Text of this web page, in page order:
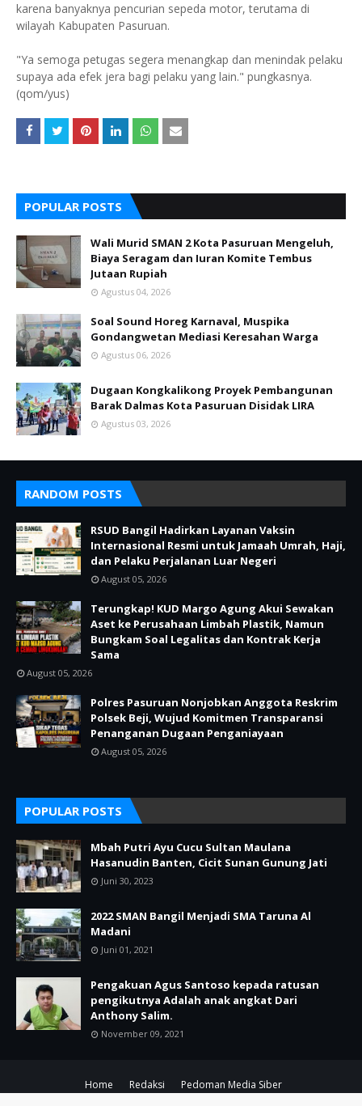
karena banyaknya pencurian sepeda motor, terutama di
wilayah Kabupaten Pasuruan.
"Ya semoga petugas segera menangkap dan menindak pelaku
supaya ada efek jera bagi pelaku yang lain." pungkasnya.
(qom/yus)
POPULAR POSTS
Wali Murid SMAN 2 Kota Pasuruan Mengeluh,
Biaya Seragam dan Iuran Komite Tembus
Jutaan Rupiah
Agustus 04, 2026
Soal Sound Horeg Karnaval, Muspika
Gondangwetan Mediasi Keresahan Warga
Agustus 06, 2026
Dugaan Kongkalikong Proyek Pembangunan
Barak Dalmas Kota Pasuruan Disidak LIRA
Agustus 03, 2026
RANDOM POSTS
RSUD Bangil Hadirkan Layanan Vaksin
Internasional Resmi untuk Jamaah Umrah, Haji,
dan Pelaku Perjalanan Luar Negeri
August 05, 2026
Terungkap! KUD Margo Agung Akui Sewakan
Aset ke Perusahaan Limbah Plastik, Namun
Bungkam Soal Legalitas dan Kontrak Kerja
Sama
August 05, 2026
Polres Pasuruan Nonjobkan Anggota Reskrim
Polsek Beji, Wujud Komitmen Transparansi
Penanganan Dugaan Penganiayaan
August 05, 2026
POPULAR POSTS
Mbah Putri Ayu Cucu Sultan Maulana
Hasanudin Banten, Cicit Sunan Gunung Jati
Juni 30, 2023
2022 SMAN Bangil Menjadi SMA Taruna Al
Madani
Juni 01, 2021
Pengakuan Agus Santoso kepada ratusan
pengikutnya Adalah anak angkat Dari
Anthony Salim.
November 09, 2021
Home Redaksi
Pedoman Media Siber